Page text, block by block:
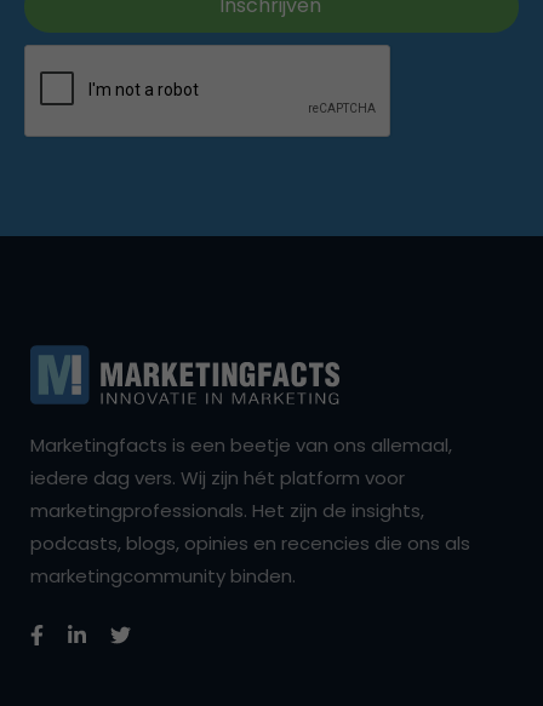
Marketingfacts is een beetje van ons allemaal,
iedere dag vers. Wij zijn hét platform voor
marketingprofessionals. Het zijn de insights,
podcasts, blogs, opinies en recencies die ons als
marketingcommunity binden.